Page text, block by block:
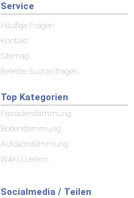
Service
Häufige Fragen
Kontakt
Sitemap
Beliebte Suchanfragen
Top Kategorien
Fassadendämmung
Bodendämmung
Aufdachdämmung
WAKÜ Leitern
Socialmedia / Teilen